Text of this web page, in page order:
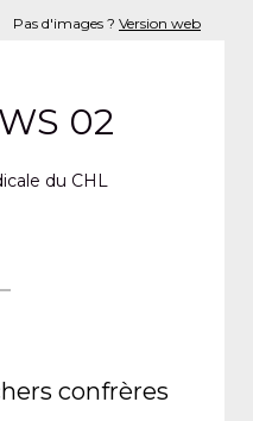
Pas d'images ? Version web
02
du CHL
confrères